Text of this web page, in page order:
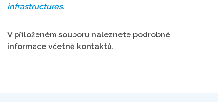
infrastructures.
V přiloženém souboru naleznete podrobné
informace včetně kontaktů.